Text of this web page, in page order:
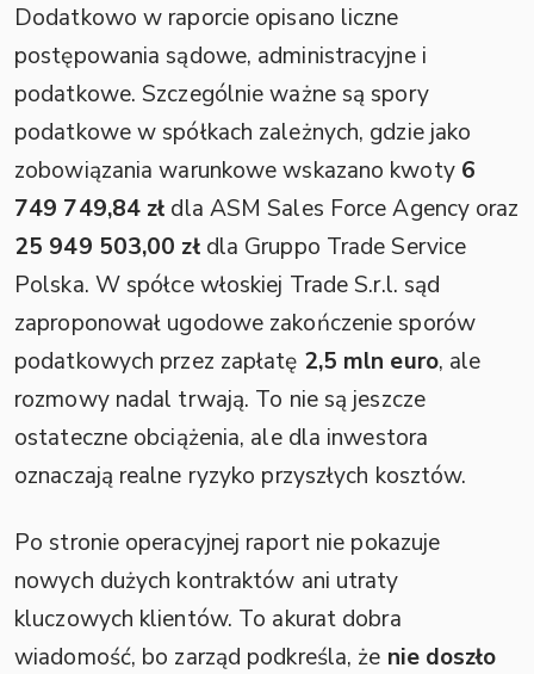
Dodatkowo w raporcie opisano liczne
postępowania sądowe, administracyjne i
podatkowe. Szczególnie ważne są spory
podatkowe w spółkach zależnych, gdzie jako
zobowiązania warunkowe wskazano kwoty 6
749 749,84 zł dla ASM Sales Force Agency oraz
25 949 503,00 złdla Gruppo Trade Service
Polska. W spółce włoskiej Trade S.r.l. sąd
zaproponował ugodowe zakończenie sporów
podatkowych przez zapłatę 2,5 mln euro, ale
rozmowy nadal trwają. To nie są jeszcze
ostateczne obciążenia, ale dla inwestora
oznaczają realne ryzyko przyszłych kosztów.
Po stronie operacyjnej raport nie pokazuje
nowych dużych kontraktów ani utraty
kluczowych klientów. To akurat dobra
wiadomość, bo zarząd podkreśla, że nie doszło